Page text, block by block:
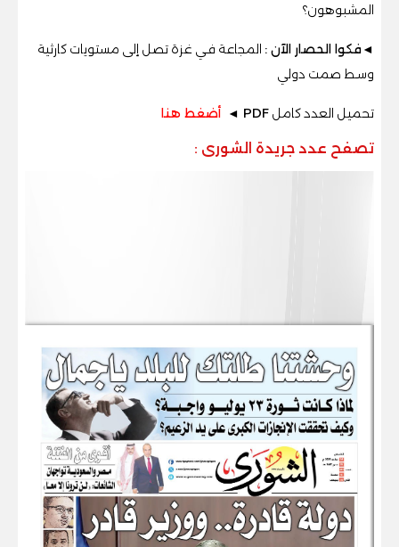
المشبوهون؟
◄فكوا الحصار الآن : المجاعة فـي غزة تصل إلى مستويات كارثية
وسـط صمت دولي
تحميل العدد كامل PDF ◄ أضغط هنا
تصفح عدد جريدة الشورى :